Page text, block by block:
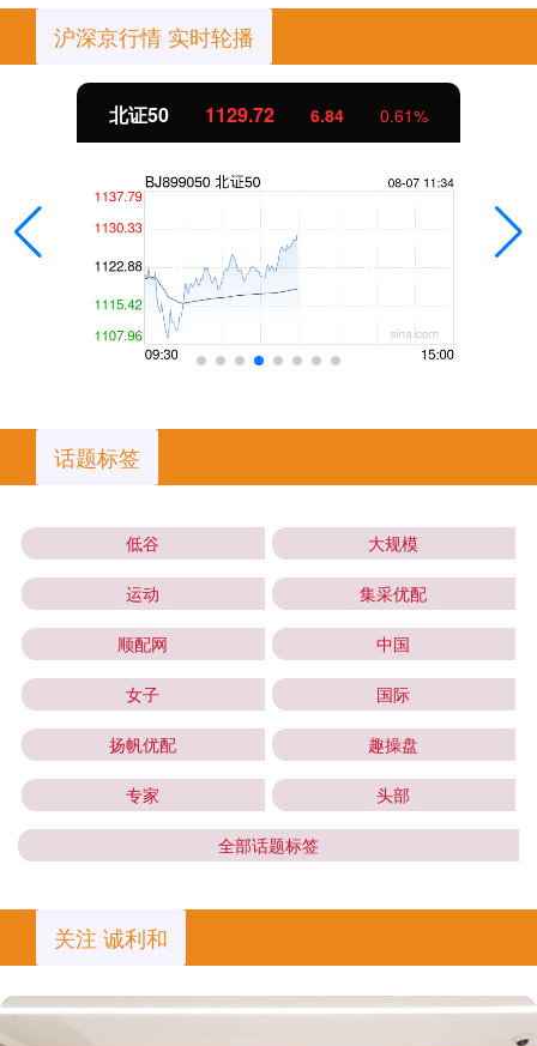
沪深京行情 实时轮播
北证50 1129.72 6.84 0.61%
话题标签
低谷 大规模
运动 集采优配
顺配网 中国
女子 国际
扬帆优配 趣操盘
专家 头部
全部话题标签
关注 诚利和